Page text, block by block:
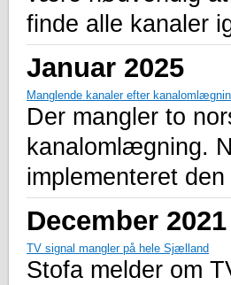
finde alle kanaler
Januar 2025
Manglende kanaler efter
Der mangler to
kanalomlægning.
implementeret
December 2021
TV signal mangler på hele Sjælland
Stofa melder om